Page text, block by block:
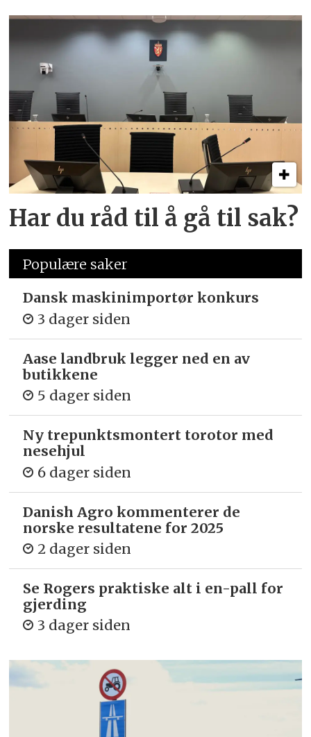
Har du råd til å gå til sak?
Populære saker
Dansk maskinimportør konkurs
3 dager siden
Aase landbruk legger ned en av
butikkene
5 dager siden
Ny trepunkts­montert torotor med
nesehjul
6 dager siden
Danish Agro kommenterer de
norske resultatene for 2025
2 dager siden
Se Rogers praktiske alt i en-pall for
gjerding
3 dager siden